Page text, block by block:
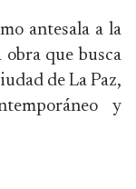
antesala a la
que busca
de La Paz,
y